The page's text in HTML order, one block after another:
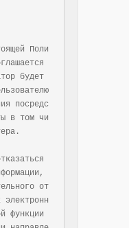
Поли
будет
посредс
в том чи
от
электронн
функции